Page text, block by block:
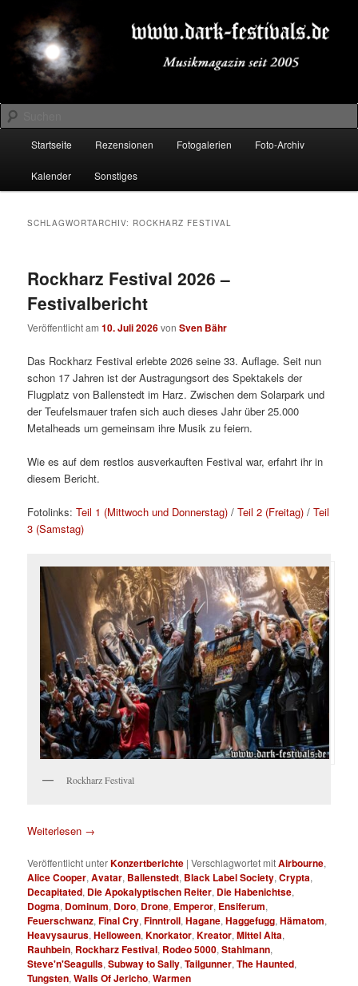
primären
Inhalt
springen
sekundären
Inhalt
springenDARK-FESTIVALS.DE
Suchen
Startseite Rezensionen Fotogalerien Foto-Archiv
Kalender Sonstiges
SCHLAGWORTARCHIV: ROCKHARZ FESTIVAL
Rockharz Festival 2026 –
Festivalbericht
Veröffentlicht am10. Juli 2026vonSven Bähr
Das Rockharz Festival erlebte 2026 seine 33. Auflage. Seit nun
schon 17 Jahren ist der Austragungsort des Spektakels der
Flugplatz von Ballenstedt im Harz. Zwischen dem Solarpark und
der Teufelsmauer trafen sich auch dieses Jahr über 25.000
Metalheads um gemeinsam ihre Musik zu feiern.
Wie es auf dem restlos ausverkauften Festival war, erfahrt ihr in
diesem Bericht.
Fotolinks:Teil 1 (Mittwoch und Donnerstag) /Teil 2 (Freitag) /Teil
3 (Samstag)
Rockharz Festival
Weiterlesen →
Veröffentlicht unterKonzertberichte |Verschlagwortet mitAirbourne,
Alice Cooper,Avatar, Ballenstedt, Black Label Society,Crypta,
Decapitated, Die Apokalyptischen Reiter, Die Habenichtse,
Dogma, Dominum, Doro, Drone, Emperor, Ensiferum,
Feuerschwanz,Final Cry,Finntroll,Hagane,Haggefugg,Hämatom,
Heavysaurus,Helloween,Knorkator,Kreator,Mittel Alta,
Rauhbein, Rockharz Festival, Rodeo 5000,Stahlmann,
Steve'n'Seagulls,Subway to Sally,Tailgunner,The Haunted,
Tungsten,Walls Of Jericho,Warmen